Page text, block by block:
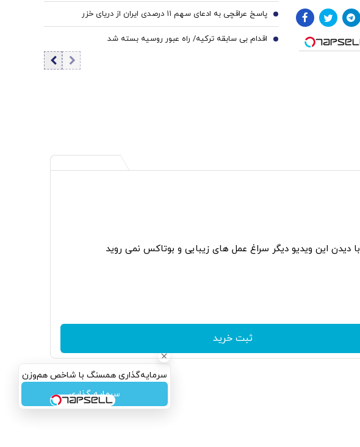
سرمایه‌گذاری همسنگ با شاخص هم‌وزن
سرمایه گذاری
پاسخ عراقچی به ادعای سهم ۱۱ درصدی ایران از دریای خزر 9
اقدام بی سابقه ترکیه/ راه عبور روسیه بسته شد 10
با دیدن این ویدیو دیگر سراغ عمل های زیبایی و بوتاکس نمی روید
ثبت خرید